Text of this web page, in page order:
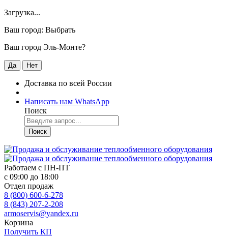
Загрузка...
Ваш город: Выбрать
Ваш город Эль-Монте?
Да Нет
Доставка по всей России
Написать нам WhatsApp
Поиск
Поиск
Работаем с ПН-ПТ
с 09:00 до 18:00
Отдел продаж
8 (800) 600-6-278
8 (843) 207-2-208
armoservis@yandex.ru
Корзина
Получить КП